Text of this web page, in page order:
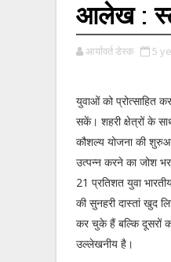
आलेख :
आर्यावर्त डेस्क 5
युवाओं को प्रोत्साहित
सकें। शहरी क्षेत्रों के
कौशल्य योजना की
उत्पन्न करने का जोश
21 प्रतिशत युवा
की सुनहरी दास्तां खुद
कर चुके हैं बल्कि दूसरों
उल्लेखनीय है।